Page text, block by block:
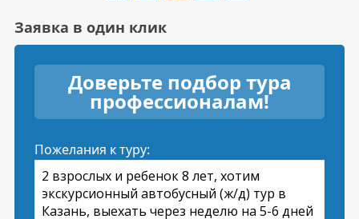
Заявка в один клик
Доверьте подбор тура
профессионалам!
Пожелания к туру: